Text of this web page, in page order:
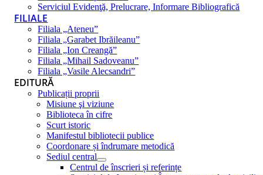
Serviciul Evidenţă, Prelucrare, Informare Bibliografică
FILIALE
Filiala „Ateneu”
Filiala „Garabet Ibrăileanu”
Filiala „Ion Creangă”
Filiala „Mihail Sadoveanu”
Filiala „Vasile Alecsandri”
EDITURĂ
Publicații proprii
Misiune şi viziune
Biblioteca în cifre
Scurt istoric
Manifestul bibliotecii publice
Coordonare și îndrumare metodică
Sediul central
Centrul de înscrieri și referințe